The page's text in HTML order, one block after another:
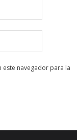
navegador para la